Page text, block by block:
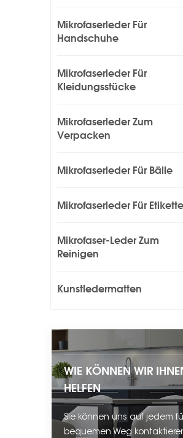
Mikrofaserleder Für
Handschuhe
Mikrofaserleder Für
Kleidungsstücke
Mikrofaserleder Zum
Verpacken
Mikrofaserleder Für Bälle
Mikrofaserleder Für
Mikrofaser-Leder Zum
Reinigen
Kunstledermatten
WIE KÖNNEN WIR
HELFEN
Sie können uns auf jedem
bequemen Weg